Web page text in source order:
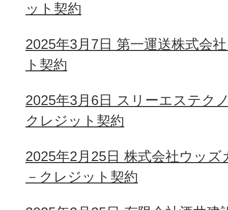
ット契約
2025年3月7日 第一運送株式会
ト契約
2025年3月6日 スリーエステク
クレジット契約
2025年2月25日 株式会社ウッ
－クレジット契約